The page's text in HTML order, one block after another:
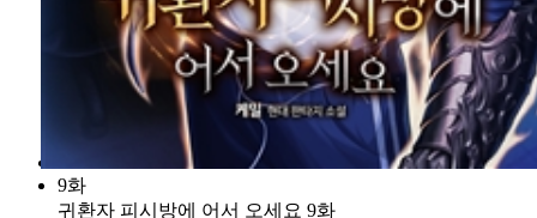
9화
귀환자 피시방에 어서 오세요 9화